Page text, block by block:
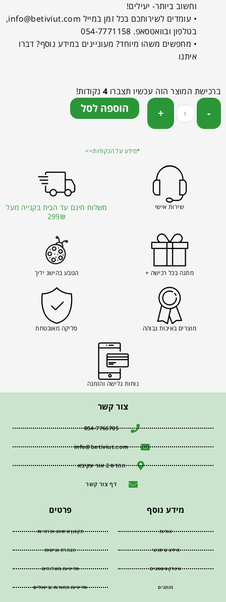
וחשוב ביותר- יעילים!
• עומדים לשירותכם בכל זמן במייל info@betiviut.com
,
בטלפון ובוואטסאפ. 054-7771158
• מחפשים משהו מיוחד? מעוניינים במידע נוסף? דברו
איתנו
ברכישת המוצר הזה עכשיו תצברו 4 נקודות!
הוספה לסל
*מידע על הנקודות>>
שירות אישי
משלוח חינם עד הבית בקנייה מעל
299₪
מתנה בכל רכישה + הטבע בהישג ידיך
מוצרים באיכות גבוהה סליקה מאובטחת
נוחות גלישה והזמנה
צור קשר
054-7766705
info@betiviut.com
ההדס 2 אור עקיבא
דף צור קשר
מידע נוסף
אודות
מידע שימושי
אינדקס שמנים
מותגים
פרטים
תקנון שימוש ופרטיות
הצהרת נגישות
מדיניות משלוחים
מדיניות החזרות וביטולים